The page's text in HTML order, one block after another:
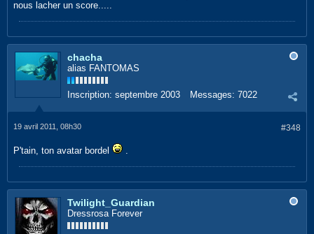
nous lacher un score.....
chacha
alias FANTOMAS
Inscription: septembre 2003 Messages: 7022
#348
19 avril 2011, 08h30
P'tain, ton avatar bordel .
Twilight_Guardian
Dressrosa Forever